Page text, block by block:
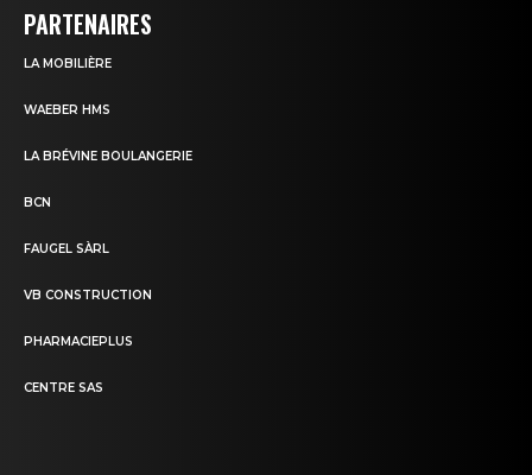
PARTENAIRES
LA MOBILIÈRE
WAEBER HMS
LA BRÉVINE BOULANGERIE
BCN
FAUGEL SÀRL
VB CONSTRUCTION
PHARMACIEPLUS
CENTRE SAS